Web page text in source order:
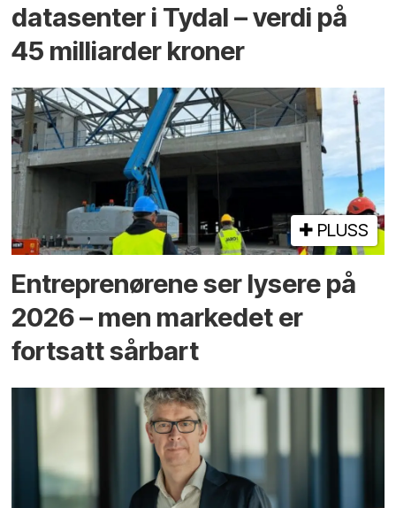
datasenter i Tydal – verdi på
45 milliarder kroner
PLUSS
Entreprenørene ser lysere på
2026 – men markedet er
fortsatt sårbart